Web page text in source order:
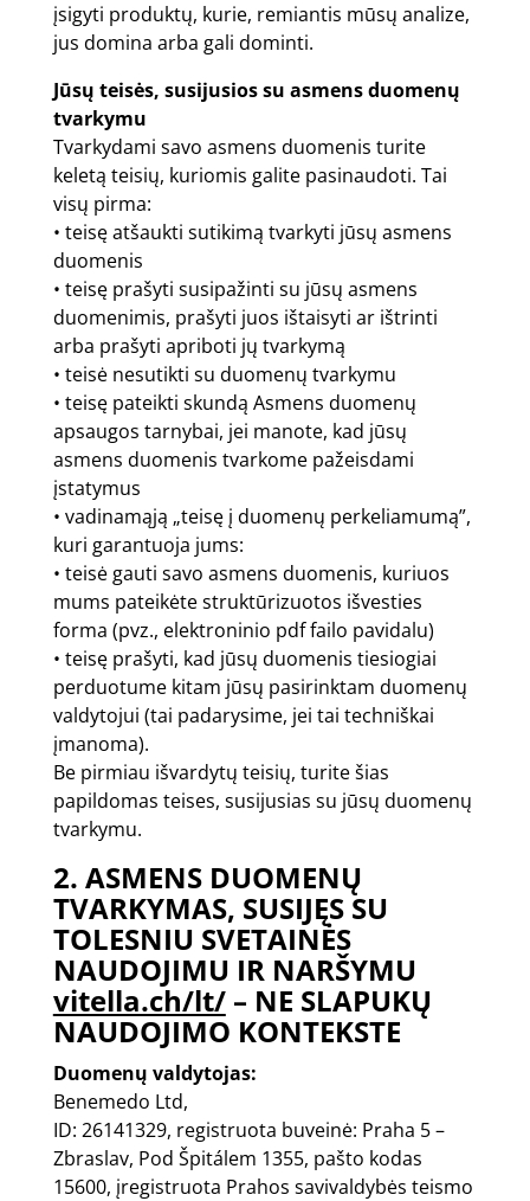
įsigyti produktų, kurie, remiantis mūsų analize,
jus domina arba gali dominti.
Jūsų teisės, susijusios su asmens duomenų
tvarkymu
Tvarkydami savo asmens duomenis turite
keletą teisių, kuriomis galite pasinaudoti. Tai
visų pirma:
• teisę atšaukti sutikimą tvarkyti jūsų asmens
duomenis
• teisę prašyti susipažinti su jūsų asmens
duomenimis, prašyti juos ištaisyti ar ištrinti
arba prašyti apriboti jų tvarkymą
• teisė nesutikti su duomenų tvarkymu
• teisę pateikti skundą Asmens duomenų
apsaugos tarnybai, jei manote, kad jūsų
asmens duomenis tvarkome pažeisdami
įstatymus
• vadinamąją „teisę į duomenų perkeliamumą”,
kuri garantuoja jums:
• teisė gauti savo asmens duomenis, kuriuos
mums pateikėte struktūrizuotos išvesties
forma (pvz., elektroninio pdf failo pavidalu)
• teisę prašyti, kad jūsų duomenis tiesiogiai
perduotume kitam jūsų pasirinktam duomenų
valdytojui (tai padarysime, jei tai techniškai
įmanoma).
Be pirmiau išvardytų teisių, turite šias
papildomas teises, susijusias su jūsų duomenų
tvarkymu.
2. ASMENS DUOMENŲ
TVARKYMAS, SUSIJĘS SU
TOLESNIU SVETAINĖS
NAUDOJIMU IR NARŠYMU
vitella.ch/lt/– NE SLAPUKŲ
NAUDOJIMO KONTEKSTE
Duomenų valdytojas:
Benemedo Ltd,
ID: 26141329, registruota buveinė: Praha 5 –
Zbraslav, Pod Špitálem 1355, pašto kodas
15600, įregistruota Prahos savivaldybės teismo